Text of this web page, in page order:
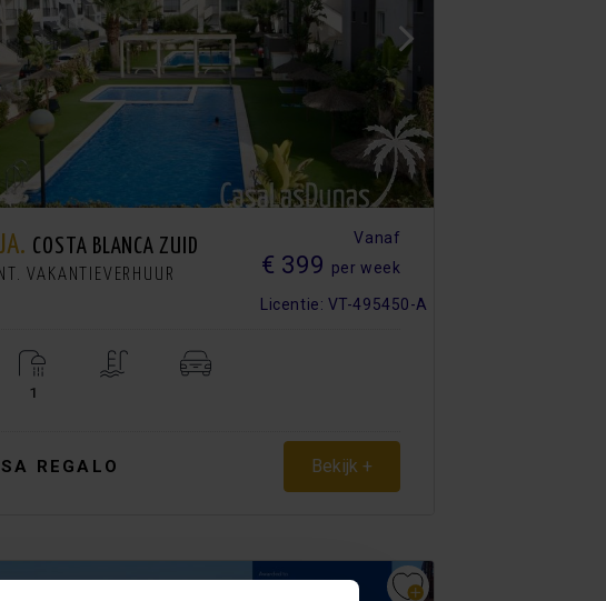
COSTA BLANCA ZUID
VAKANTIEVERHUUR
Vanaf
€ 399 per week
Licentie: VT-495450-A
1
REGALO Bekijk +